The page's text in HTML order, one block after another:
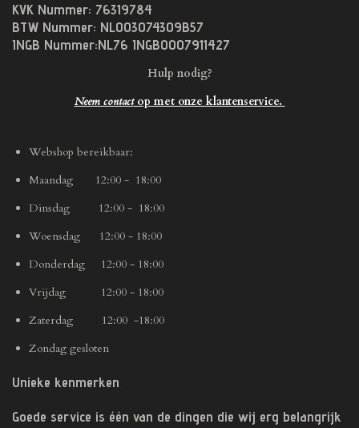
KVK Nummer: 76319784
BTW Nummer: NL003074309B57
INGB Nummer:NL76 INGB0007911427
Hulp nodig?
Neem contactop met onze klantenservice.
Webshop bereikbaar:
Maandag 12:00 - 18:00
Dinsdag 12:00 - 18:00
Woensdag 12:00 - 18:00
Donderdag 12:00 - 18:00
Vrijdag 12:00 - 18:00
Zaterdag 12:00 -18:00
Zondag gesloten
Unieke kenmerken
Goede service is één van de dingen die wij erg belangrijk